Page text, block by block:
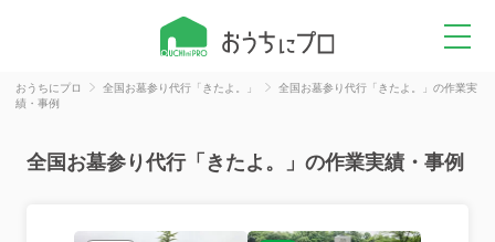
おうちにプロ 全国お墓参り代行「きたよ。」
全国お墓参り代行「きたよ。」の作業実
績・事例
全国お墓参り代行「きたよ。」の作業実績・事例